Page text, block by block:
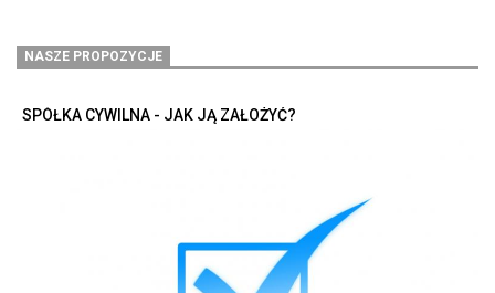
NASZE PROPOZYCJE
SPÓŁKA CYWILNA - JAK JĄ ZAŁOŻYĆ?